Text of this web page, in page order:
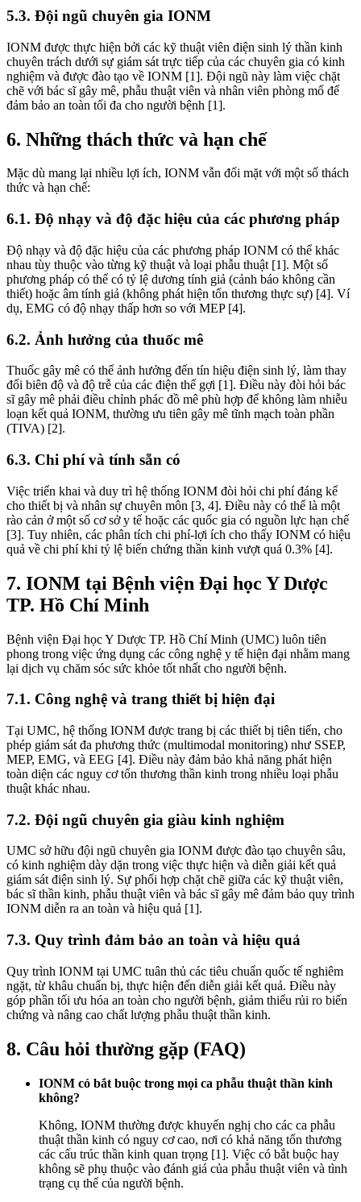
5.3. Đội ngũ chuyên gia IONM
IONM được thực hiện bởi các kỹ thuật viên điện sinh lý thần kinh
chuyên trách dưới sự giám sát trực tiếp của các chuyên gia có kinh
nghiệm và được đào tạo về IONM [1]. Đội ngũ này làm việc chặt
chẽ với bác sĩ gây mê, phẫu thuật viên và nhân viên phòng mổ để
đảm bảo an toàn tối đa cho người bệnh [1].
6. Những thách thức và hạn chế
Mặc dù mang lại nhiều lợi ích, IONM vẫn đối mặt với một số thách
thức và hạn chế:
6.1. Độ nhạy và độ đặc hiệu của các phương pháp
Độ nhạy và độ đặc hiệu của các phương pháp IONM có thể khác
nhau tùy thuộc vào từng kỹ thuật và loại phẫu thuật [1]. Một số
phương pháp có thể có tỷ lệ dương tính giả (cảnh báo không cần
thiết) hoặc âm tính giả (không phát hiện tổn thương thực sự) [4]. Ví
dụ, EMG có độ nhạy thấp hơn so với MEP [4].
6.2. Ảnh hưởng của thuốc mê
Thuốc gây mê có thể ảnh hưởng đến tín hiệu điện sinh lý, làm thay
đổi biên độ và độ trễ của các điện thế gợi [1]. Điều này đòi hỏi bác
sĩ gây mê phải điều chỉnh phác đồ mê phù hợp để không làm nhiễu
loạn kết quả IONM, thường ưu tiên gây mê tĩnh mạch toàn phần
(TIVA) [2].
6.3. Chi phí và tính sẵn có
Việc triển khai và duy trì hệ thống IONM đòi hỏi chi phí đáng kể
cho thiết bị và nhân sự chuyên môn [3, 4]. Điều này có thể là một
rào cản ở một số cơ sở y tế hoặc các quốc gia có nguồn lực hạn chế
[3]. Tuy nhiên, các phân tích chi phí-lợi ích cho thấy IONM có hiệu
quả về chi phí khi tỷ lệ biến chứng thần kinh vượt quá 0.3% [4].
7. IONM tại Bệnh viện Đại học Y Dược
TP. Hồ Chí Minh
Bệnh viện Đại học Y Dược TP. Hồ Chí Minh (UMC) luôn tiên
phong trong việc ứng dụng các công nghệ y tế hiện đại nhằm mang
lại dịch vụ chăm sóc sức khỏe tốt nhất cho người bệnh.
7.1. Công nghệ và trang thiết bị hiện đại
Tại UMC, hệ thống IONM được trang bị các thiết bị tiên tiến, cho
phép giám sát đa phương thức (multimodal monitoring) như SSEP,
MEP, EMG, và EEG [4]. Điều này đảm bảo khả năng phát hiện
toàn diện các nguy cơ tổn thương thần kinh trong nhiều loại phẫu
thuật khác nhau.
7.2. Đội ngũ chuyên gia giàu kinh nghiệm
UMC sở hữu đội ngũ chuyên gia IONM được đào tạo chuyên sâu,
có kinh nghiệm dày dặn trong việc thực hiện và diễn giải kết quả
giám sát điện sinh lý. Sự phối hợp chặt chẽ giữa các kỹ thuật viên,
bác sĩ thần kinh, phẫu thuật viên và bác sĩ gây mê đảm bảo quy trình
IONM diễn ra an toàn và hiệu quả [1].
7.3. Quy trình đảm bảo an toàn và hiệu quả
Quy trình IONM tại UMC tuân thủ các tiêu chuẩn quốc tế nghiêm
ngặt, từ khâu chuẩn bị, thực hiện đến diễn giải kết quả. Điều này
góp phần tối ưu hóa an toàn cho người bệnh, giảm thiểu rủi ro biến
chứng và nâng cao chất lượng phẫu thuật thần kinh.
8. Câu hỏi thường gặp (FAQ)
IONM có bắt buộc trong mọi ca phẫu thuật thần kinh
không?
Không, IONM thường được khuyến nghị cho các ca phẫu
thuật thần kinh có nguy cơ cao, nơi có khả năng tổn thương
các cấu trúc thần kinh quan trọng [1]. Việc có bắt buộc hay
không sẽ phụ thuộc vào đánh giá của phẫu thuật viên và tình
trạng cụ thể của người bệnh.